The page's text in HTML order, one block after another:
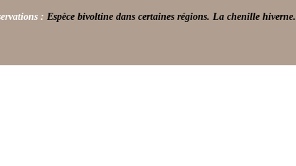
: Espèce bivoltine dans certaines régions. La chenille hiverne.